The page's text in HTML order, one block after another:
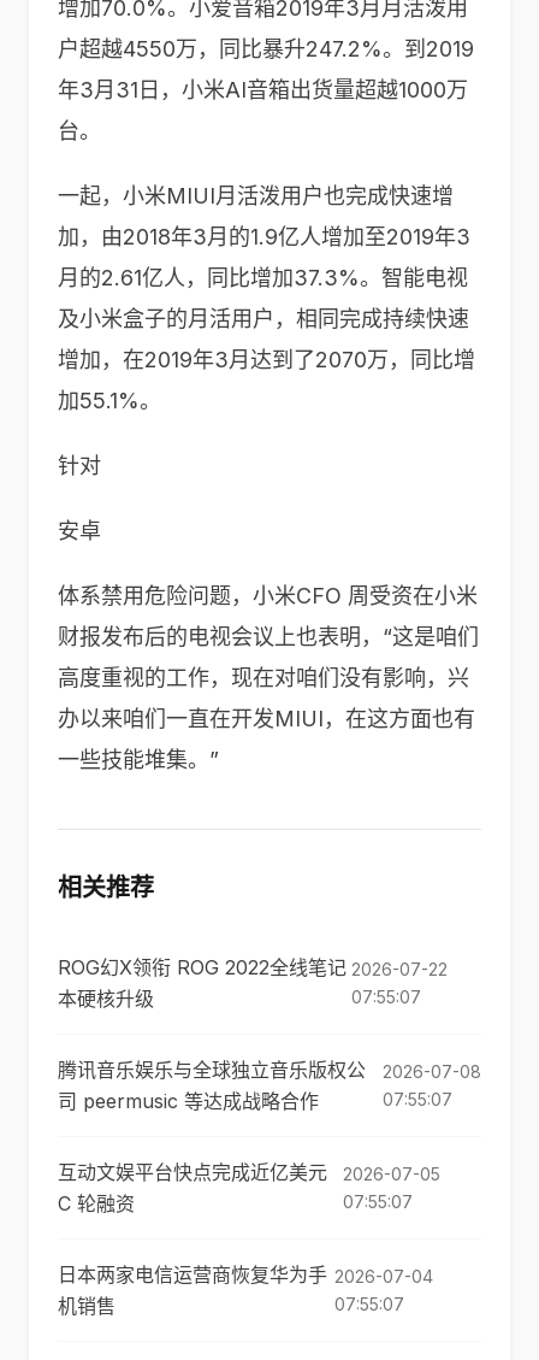
增加70.0%。小爱音箱2019年3月月活泼用
户超越4550万，同比暴升247.2%。到2019
年3月31日，小米AI音箱出货量超越1000万
台。
一起，小米MIUI月活泼用户也完成快速增
加，由2018年3月的1.9亿人增加至2019年3
月的2.61亿人，同比增加37.3%。智能电视
及小米盒子的月活用户，相同完成持续快速
增加，在2019年3月达到了2070万，同比增
加55.1%。
针对
安卓
体系禁用危险问题，小米CFO 周受资在小米
财报发布后的电视会议上也表明，“这是咱们
高度重视的工作，现在对咱们没有影响，兴
办以来咱们一直在开发MIUI，在这方面也有
一些技能堆集。”
相关推荐
ROG幻X领衔 ROG 2022全线笔记
本硬核升级
2026-07-22
07:55:07
腾讯音乐娱乐与全球独立音乐版权公
司 peermusic 等达成战略合作
2026-07-08
07:55:07
互动文娱平台快点完成近亿美元
C 轮融资
2026-07-05
07:55:07
日本两家电信运营商恢复华为手
机销售
2026-07-04
07:55:07